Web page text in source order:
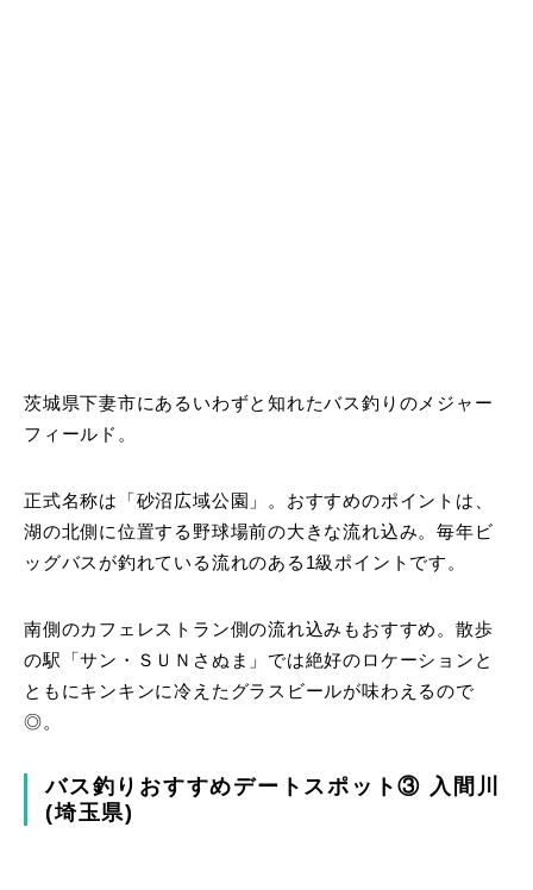
茨城県下妻市にあるいわずと知れたバス釣りのメジャー
フィールド。
正式名称は「砂沼広域公園」。おすすめのポイントは、
湖の北側に位置する野球場前の大きな流れ込み。毎年ビ
ッグバスが釣れている流れのある1級ポイントです。
南側のカフェレストラン側の流れ込みもおすすめ。散歩
の駅「サン・ＳＵＮさぬま」では絶好のロケーションと
ともにキンキンに冷えたグラスビールが味わえるので
◎。
バス釣りおすすめデートスポット③ 入間川
(埼玉県)